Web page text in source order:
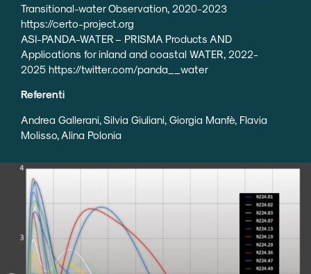
Transitional-water Observation, 2020-2023
https://certo-project.org
ASI-PANDA-WATER – PRISMA Products AND
Applications for inland and coastal WATER, 2022-
2025 https://twitter.com/panda__water
Referenti
Andrea Gallerani, Silvia Giuliani, Giorgia Manfè, Flavia
Molisso, Alina Polonia